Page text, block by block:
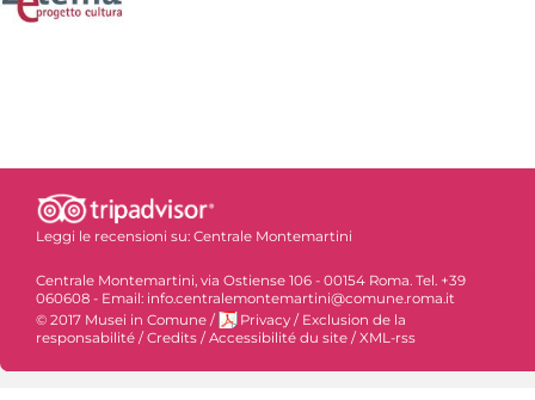
Leggi le recensioni su: Centrale Montemartini
Centrale Montemartini, via Ostiense 106 - 00154 Roma. Tel. +39
060608 - Email: info.centralemontemartini@comune.roma.it
© 2017 Musei in Comune / Privacy / Exclusion de la
responsabilité / Credits / Accessibilité du site / XML-rss